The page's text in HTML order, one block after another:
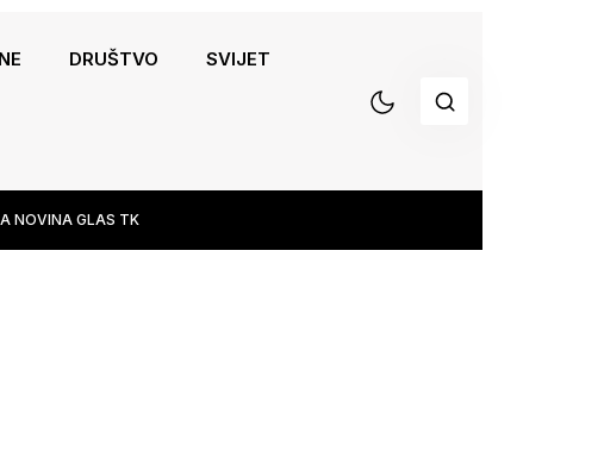
DRUŠTVO SVIJET
NOVINA GLAS TK